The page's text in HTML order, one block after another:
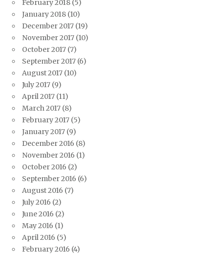
February 2018 (5)
January 2018 (10)
December 2017 (19)
November 2017 (10)
October 2017 (7)
September 2017 (6)
August 2017 (10)
July 2017 (9)
April 2017 (11)
March 2017 (8)
February 2017 (5)
January 2017 (9)
December 2016 (8)
November 2016 (1)
October 2016 (2)
September 2016 (6)
August 2016 (7)
July 2016 (2)
June 2016 (2)
May 2016 (1)
April 2016 (5)
February 2016 (4)